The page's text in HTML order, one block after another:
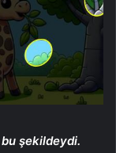
şekildeydi.